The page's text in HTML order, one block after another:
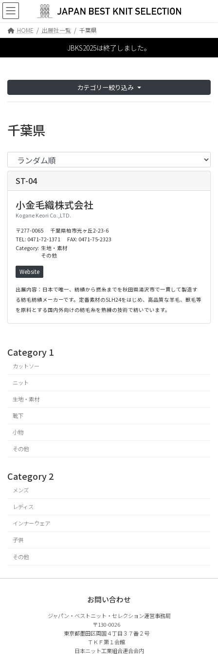
コ
ツ
ス
ナ
シ
ン
出展社一覧
EXHIBITOR
HOME 出展社一覧 千葉県
JBKS2025は終了しました。
カテゴリー絞り込み
千葉県
ST-04
小金毛織株式会社
Kogane Keori Co.,LTD.
〒277-0065
千葉県柏市光ヶ丘2-23-6
TEL: 0471-72-1371
FAX: 0471-75-2323
Category: 生地・素材
その他
Website
出展内容：日本で唯一、紡績から撚糸までを秋田県湯沢市で一貫して製造す
る紡毛紡績メーカーです。定番素材のSLH24をはじめ、高品質な羊毛、獣毛等
を原料とする国内外向けの紡毛糸を熟練の技術で紡いでいます。
Category 1
カットソー
ニット
生地・素材
靴下
小物
その他
Category 2
メンズ
レディス
インナーウェア
子供
その他
お問い合わせ
ジャパン・ベストニット・セレクション運営事務局
〒130-0026
東京都墨田区両国４丁目３７番２号
ＴＫＦ第１会館
日本ニット工業組合連合会内